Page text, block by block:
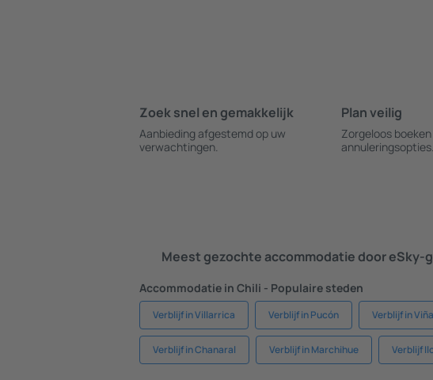
Zoek snel en gemakkelijk
Aanbieding afgestemd op uw
verwachtingen.
Plan veilig
Zorgeloos
annuleringsopties.
Meest gezochte accommodatie door eSky-
Accommodatie in Chili - Populaire steden
Verblijf in Villarrica Verblijf in Pucón Verblijf in
Verblijf in Chanaral Verblijf in Marchihue Verblijf